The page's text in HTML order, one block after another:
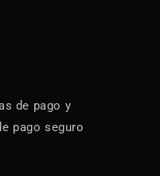
de pago y
pago seguro